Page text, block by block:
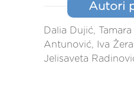
Autori
Dalia Dujić,
Antunović, Iva
Jelisaveta